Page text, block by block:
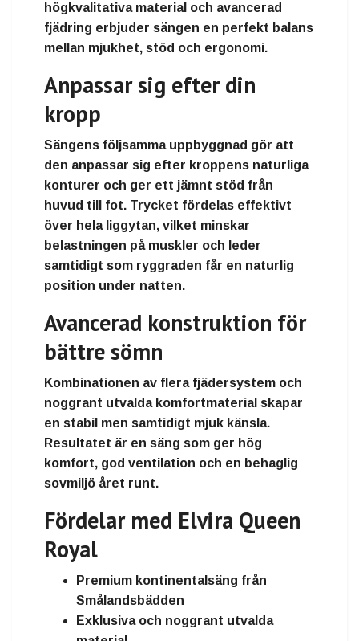
högkvalitativa material och avancerad
fjädring erbjuder sängen en perfekt balans
mellan mjukhet, stöd och ergonomi.
Anpassar sig efter din
kropp
Sängens följsamma uppbyggnad gör att
den anpassar sig efter kroppens naturliga
konturer och ger ett jämnt stöd från
huvud till fot. Trycket fördelas effektivt
över hela liggytan, vilket minskar
belastningen på muskler och leder
samtidigt som ryggraden får en naturlig
position under natten.
Avancerad konstruktion för
bättre sömn
Kombinationen av flera fjädersystem och
noggrant utvalda komfortmaterial skapar
en stabil men samtidigt mjuk känsla.
Resultatet är en säng som ger hög
komfort, god ventilation och en behaglig
sovmiljö året runt.
Fördelar med Elvira Queen
Royal
Premium kontinentalsäng från
Smålandsbädden
Exklusiva och noggrant utvalda